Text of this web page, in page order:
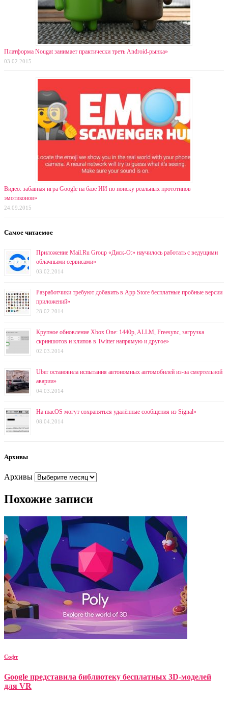
Платформа Nougat занимает практически треть Android-рынка»
03.02.2015
Видео: забавная игра Google на базе ИИ по поиску реальных прототипов
эмотиконов»
24.09.2015
Самое читаемое
Приложение Mail.Ru Group «Диск-О:» научилось работать с ведущими
облачными сервисами»
03.02.2014
Разработчики требуют добавить в App Store бесплатные пробные версии
приложений»
28.02.2014
Крупное обновление Xbox One: 1440p, ALLM, Freesync, загрузка
скриншотов и клипов в Twitter напрямую и другое»
02.03.2014
Uber остановила испытания автономных автомобилей из-за смертельной
аварии»
04.03.2014
На macOS могут сохраняться удалённые сообщения из Signal»
08.04.2014
Архивы
Архивы
Похожие записи
Софт
Google представила библиотеку бесплатных 3D-моделей
для VR